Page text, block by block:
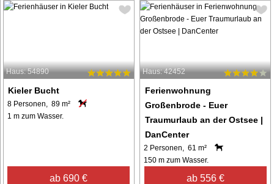
Haus: 54890
Kieler Bucht
8 Personen, 89 m²
1 m zum Wasser.
ab 690 €
Haus: 42452
Ferienwohnung
Großenbrode - Euer
Traumurlaub an der Ostsee |
DanCenter
2 Personen, 61 m²
150 m zum Wasser.
ab 556 €